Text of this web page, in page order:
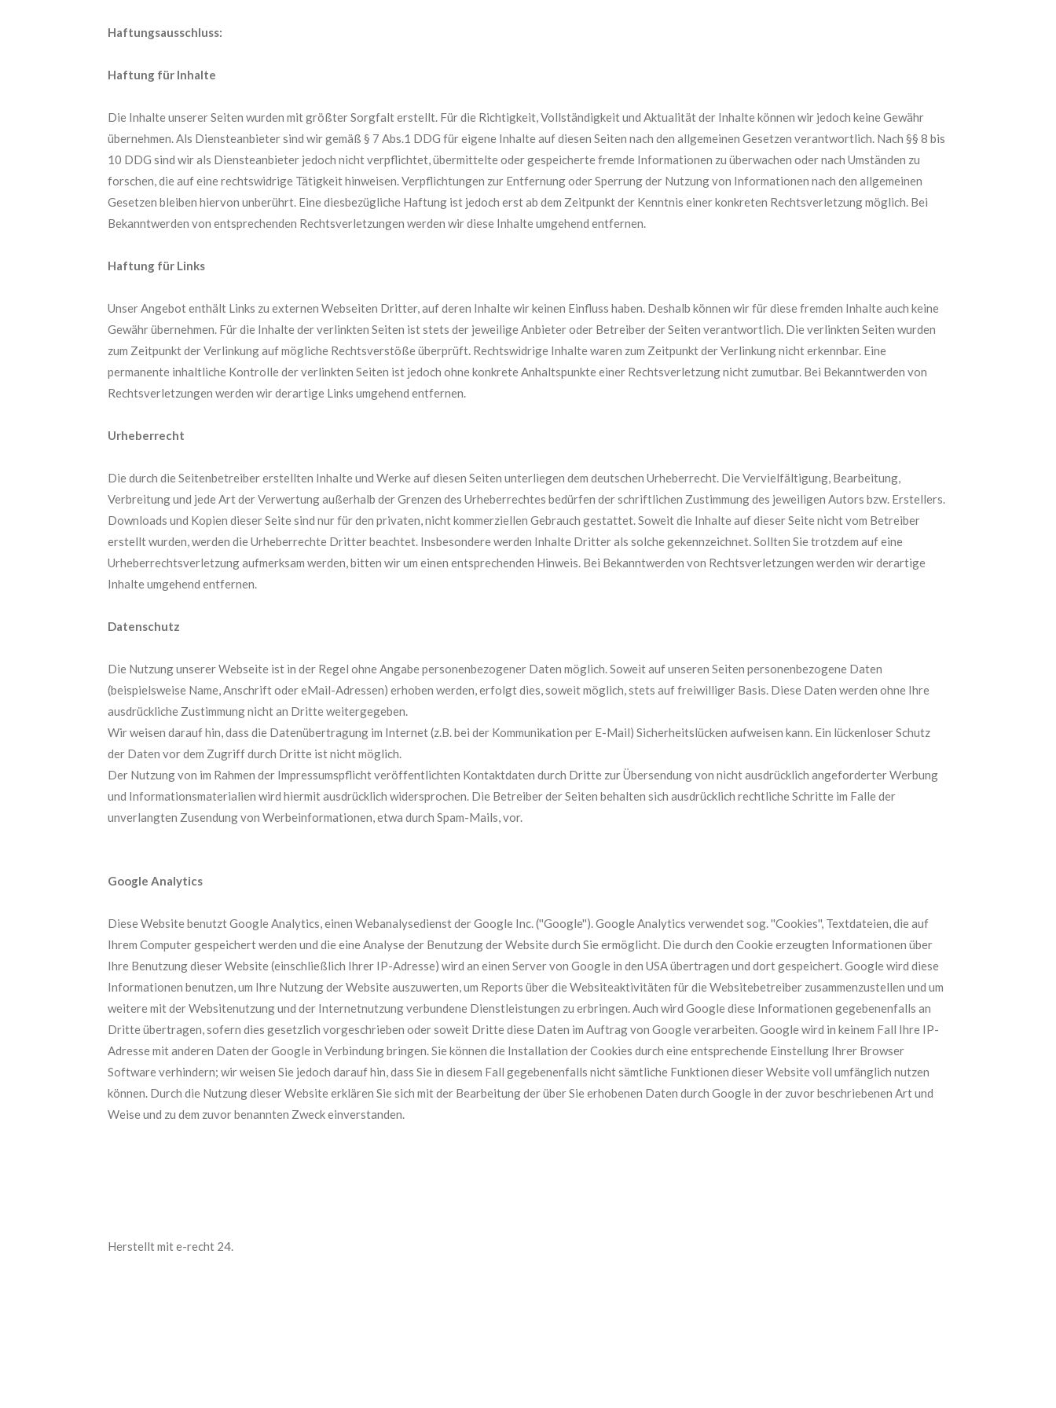
Haftungsausschluss:
Haftung für Inhalte
Die Inhalte unserer Seiten wurden mit größter Sorgfalt erstellt. Für die Richtigkeit, Vollständigkeit und Aktualität der Inhalte können wir jedoch keine Gewähr
übernehmen. Als Diensteanbieter sind wir gemäß § 7 Abs.1 DDG für eigene Inhalte auf diesen Seiten nach den allgemeinen Gesetzen verantwortlich. Nach §§ 8 bis
10 DDG sind wir als Diensteanbieter jedoch nicht verpflichtet, übermittelte oder gespeicherte fremde Informationen zu überwachen oder nach Umständen zu
forschen, die auf eine rechtswidrige Tätigkeit hinweisen. Verpflichtungen zur Entfernung oder Sperrung der Nutzung von Informationen nach den allgemeinen
Gesetzen bleiben hiervon unberührt. Eine diesbezügliche Haftung ist jedoch erst ab dem Zeitpunkt der Kenntnis einer konkreten Rechtsverletzung möglich. Bei
Bekanntwerden von entsprechenden Rechtsverletzungen werden wir diese Inhalte umgehend entfernen.
Haftung für Links
Unser Angebot enthält Links zu externen Webseiten Dritter, auf deren Inhalte wir keinen Einfluss haben. Deshalb können wir für diese fremden Inhalte auch keine
Gewähr übernehmen. Für die Inhalte der verlinkten Seiten ist stets der jeweilige Anbieter oder Betreiber der Seiten verantwortlich. Die verlinkten Seiten wurden
zum Zeitpunkt der Verlinkung auf mögliche Rechtsverstöße überprüft. Rechtswidrige Inhalte waren zum Zeitpunkt der Verlinkung nicht erkennbar. Eine
permanente inhaltliche Kontrolle der verlinkten Seiten ist jedoch ohne konkrete Anhaltspunkte einer Rechtsverletzung nicht zumutbar. Bei Bekanntwerden von
Rechtsverletzungen werden wir derartige Links umgehend entfernen.
Urheberrecht
Die durch die Seitenbetreiber erstellten Inhalte und Werke auf diesen Seiten unterliegen dem deutschen Urheberrecht. Die Vervielfältigung, Bearbeitung,
Verbreitung und jede Art der Verwertung außerhalb der Grenzen des Urheberrechtes bedürfen der schriftlichen Zustimmung des jeweiligen Autors bzw. Erstellers.
Downloads und Kopien dieser Seite sind nur für den privaten, nicht kommerziellen Gebrauch gestattet. Soweit die Inhalte auf dieser Seite nicht vom Betreiber
erstellt wurden, werden die Urheberrechte Dritter beachtet. Insbesondere werden Inhalte Dritter als solche gekennzeichnet. Sollten Sie trotzdem auf eine
Urheberrechtsverletzung aufmerksam werden, bitten wir um einen entsprechenden Hinweis. Bei Bekanntwerden von Rechtsverletzungen werden wir derartige
Inhalte umgehend entfernen.
Datenschutz
Die Nutzung unserer Webseite ist in der Regel ohne Angabe personenbezogener Daten möglich. Soweit auf unseren Seiten personenbezogene Daten
(beispielsweise Name, Anschrift oder eMail-Adressen) erhoben werden, erfolgt dies, soweit möglich, stets auf freiwilliger Basis. Diese Daten werden ohne Ihre
ausdrückliche Zustimmung nicht an Dritte weitergegeben.
Wir weisen darauf hin, dass die Datenübertragung im Internet (z.B. bei der Kommunikation per E-Mail) Sicherheitslücken aufweisen kann. Ein lückenloser Schutz
der Daten vor dem Zugriff durch Dritte ist nicht möglich.
Der Nutzung von im Rahmen der Impressumspflicht veröffentlichten Kontaktdaten durch Dritte zur Übersendung von nicht ausdrücklich angeforderter Werbung
und Informationsmaterialien wird hiermit ausdrücklich widersprochen. Die Betreiber der Seiten behalten sich ausdrücklich rechtliche Schritte im Falle der
unverlangten Zusendung von Werbeinformationen, etwa durch Spam-Mails, vor.
Google Analytics
Diese Website benutzt Google Analytics, einen Webanalysedienst der Google Inc. (''Google''). Google Analytics verwendet sog. ''Cookies'', Textdateien, die auf
Ihrem Computer gespeichert werden und die eine Analyse der Benutzung der Website durch Sie ermöglicht. Die durch den Cookie erzeugten Informationen über
Ihre Benutzung dieser Website (einschließlich Ihrer IP-Adresse) wird an einen Server von Google in den USA übertragen und dort gespeichert. Google wird diese
Informationen benutzen, um Ihre Nutzung der Website auszuwerten, um Reports über die Websiteaktivitäten für die Websitebetreiber zusammenzustellen und um
weitere mit der Websitenutzung und der Internetnutzung verbundene Dienstleistungen zu erbringen. Auch wird Google diese Informationen gegebenenfalls an
Dritte übertragen, sofern dies gesetzlich vorgeschrieben oder soweit Dritte diese Daten im Auftrag von Google verarbeiten. Google wird in keinem Fall Ihre IP-
Adresse mit anderen Daten der Google in Verbindung bringen. Sie können die Installation der Cookies durch eine entsprechende Einstellung Ihrer Browser
Software verhindern; wir weisen Sie jedoch darauf hin, dass Sie in diesem Fall gegebenenfalls nicht sämtliche Funktionen dieser Website voll umfänglich nutzen
können. Durch die Nutzung dieser Website erklären Sie sich mit der Bearbeitung der über Sie erhobenen Daten durch Google in der zuvor beschriebenen Art und
Weise und zu dem zuvor benannten Zweck einverstanden.
Herstellt mit e-recht 24.